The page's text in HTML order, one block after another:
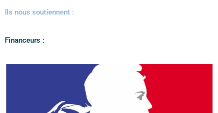
Ils nous soutiennent :
Financeurs :